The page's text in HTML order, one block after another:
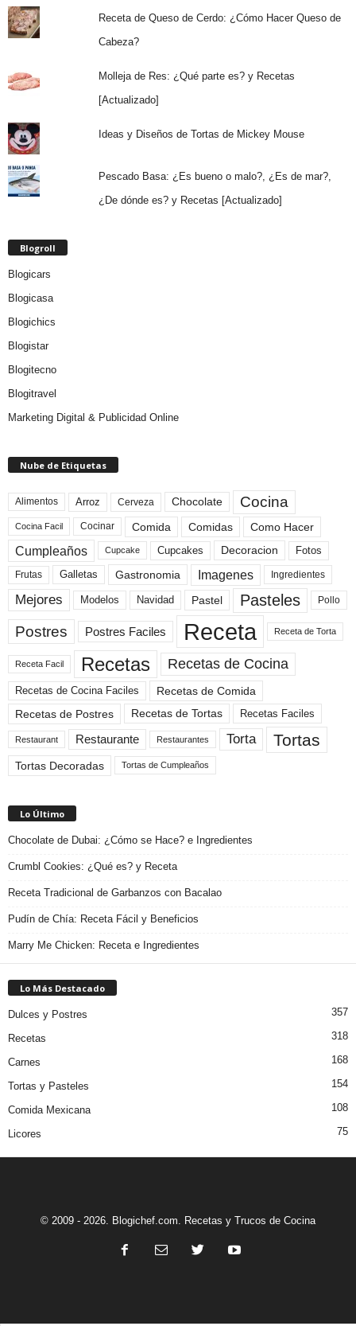
Receta de Queso de Cerdo: ¿Cómo Hacer Queso de
Cabeza?
Molleja de Res: ¿Qué parte es? y Recetas
[Actualizado]
Ideas y Diseños de Tortas de Mickey Mouse
Pescado Basa: ¿Es bueno o malo?, ¿Es de mar?,
¿De dónde es? y Recetas [Actualizado]
Blogroll
Blogicars
Blogicasa
Blogichics
Blogistar
Blogitecno
Blogitravel
Marketing Digital & Publicidad Online
Nube de Etiquetas
Alimentos Arroz Cerveza Chocolate Cocina
Cocina Facil Cocinar Comida Comidas Como Hacer
Cumpleaños Cupcake Cupcakes Decoracion Fotos
Frutas Galletas Gastronomia Imagenes Ingredientes
Mejores Modelos Navidad Pastel Pasteles Pollo
Postres Postres Faciles Receta Receta de Torta
Receta Facil Recetas Recetas de Cocina
Recetas de Cocina Faciles
Recetas de Comida
Recetas de Postres
Recetas de Tortas Recetas Faciles
Restaurant Restaurante Restaurantes Torta Tortas
Tortas Decoradas Tortas de Cumpleaños
Lo Último
Chocolate de Dubai: ¿Cómo se Hace? e Ingredientes
Crumbl Cookies: ¿Qué es? y Receta
Receta Tradicional de Garbanzos con Bacalao
Pudín de Chía: Receta Fácil y Beneficios
Marry Me Chicken: Receta e Ingredientes
Lo Más Destacado
Dulces y Postres 357
Recetas 318
Carnes 168
Tortas y Pasteles 154
Comida Mexicana 108
Licores 75
© 2009 - 2026. Blogichef.com. Recetas y Trucos de Cocina